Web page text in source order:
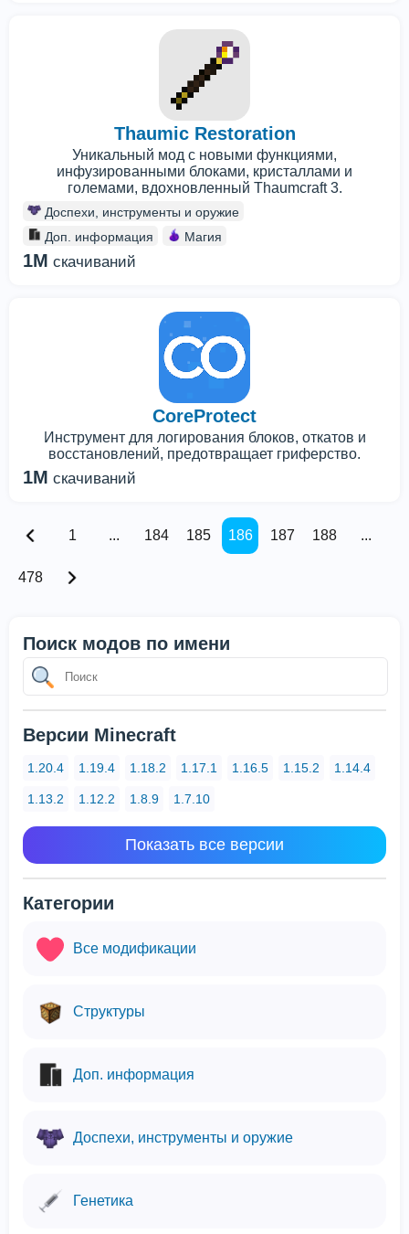
Thaumic Restoration
Уникальный мод с новыми функциями,
инфузированными блоками, кристаллами и
големами, вдохновленный Thaumcraft 3.
Доспехи, инструменты и оружие
Доп. информация
Магия
1M скачиваний
CoreProtect
Инструмент для логирования блоков, откатов и
восстановлений, предотвращает гриферство.
1M скачиваний
1 ... 184 185 186 187 188 ...
478
Поиск модов по имени
Версии Minecraft
1.20.4 1.19.4 1.18.2 1.17.1 1.16.5 1.15.2 1.14.4
1.13.2 1.12.2 1.8.9 1.7.10
Показать все версии
Категории
Все модификации
Структуры
Доп. информация
Доспехи, инструменты и оружие
Генетика